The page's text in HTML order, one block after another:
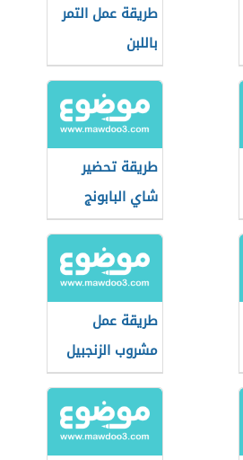
طريقة عمل التمر
باللبن
طريقة تحضير
شاي البابونج
طريقة عمل
مشروب الزنجبيل